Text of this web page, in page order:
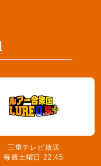
三重テレビ放送
毎週土曜日 22:45